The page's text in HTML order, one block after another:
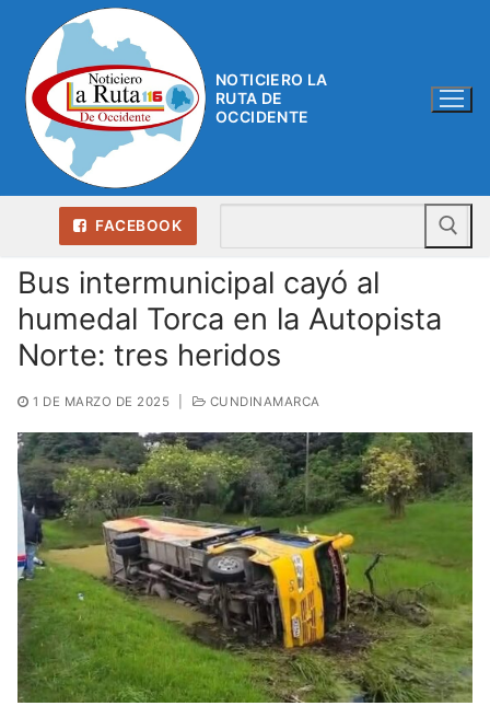
contenido
NOTICIERO LA
RUTA DE
OCCIDENTE
FACEBOOK
Bus intermunicipal cayó al
humedal Torca en la Autopista
Norte: tres heridos
1 DE MARZO DE 2025 CUNDINAMARCA